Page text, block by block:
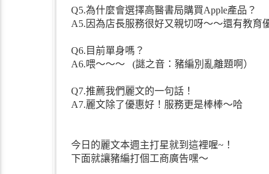
Q5.為什麼會選擇高醫書局購買Apple產品？
A5.因為店長服務很好又親切呀～～還有教育
Q6.目前單身嗎？
A6.喂～～～ (謎之音：豬編別亂離題啊）
Q7.推薦我們麗文的一句話！
A7.麗文除了優惠好！服務更是棒棒～哈
今日的麗文本週主打星就到這裡喔~！
下面就讓豬編打個工商廣告嘿～